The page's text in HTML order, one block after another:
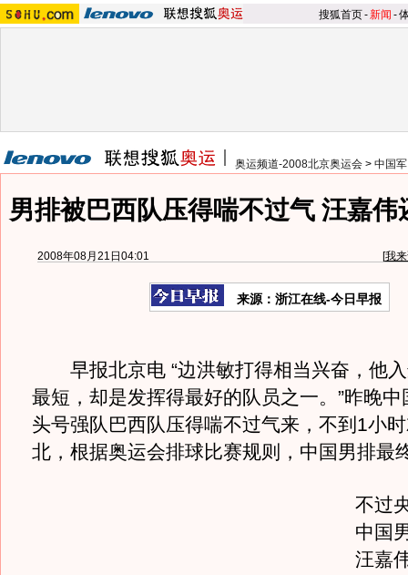
搜狐首页-新闻 -
奥运频道-2008北京奥运会 > 中国
男排被巴西队压得喘不过气 汪嘉伟
2008年08月21日04:01 [我
来源：浙江在线-今日早报
早报北京电 “边洪敏打得相当兴奋，他入
最短，却是发挥得最好的队员之一。”昨晚
头号强队巴西队压得喘不过气来，不到1小
北，根据奥运会排球比赛规则，中国男排最
不过
中国
汪嘉